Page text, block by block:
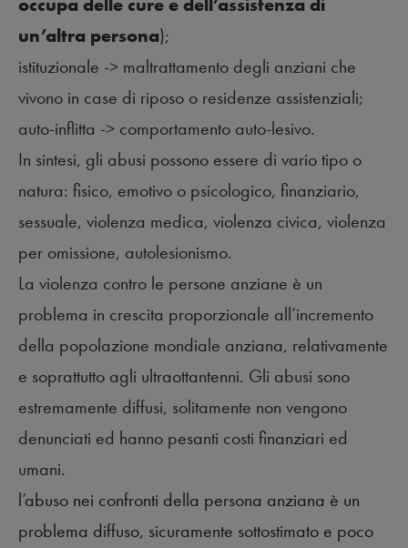
un’altra persona);
istituzionale -> maltrattamento degli anziani che
vivono in case di riposo o residenze assistenziali;
auto-inflitta -> comportamento auto-lesivo.
In sintesi, gli abusi possono essere di vario tipo o
natura: fisico, emotivo o psicologico, finanziario,
sessuale, violenza medica, violenza civica, violenza
per omissione, autolesionismo.
La violenza contro le persone anziane è un
problema in crescita proporzionale all’incremento
della popolazione mondiale anziana, relativamente
e soprattutto agli ultraottantenni. Gli abusi sono
estremamente diffusi, solitamente non vengono
denunciati ed hanno pesanti costi finanziari ed
umani.
l’abuso nei confronti della persona anziana è un
problema diffuso, sicuramente sottostimato e poco